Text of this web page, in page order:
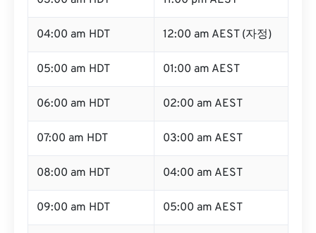
04:00 am HDT 12:00 am AEST (자정)
05:00 am HDT 01:00 am AEST
06:00 am HDT 02:00 am AEST
07:00 am HDT 03:00 am AEST
08:00 am HDT 04:00 am AEST
09:00 am HDT 05:00 am AEST